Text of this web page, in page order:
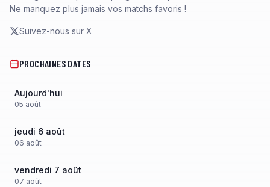
Ne manquez plus jamais vos matchs favoris !
Suivez-nous sur X
PROCHAINES DATES
Aujourd'hui
05 août
jeudi 6 août
06 août
vendredi 7 août
07 août